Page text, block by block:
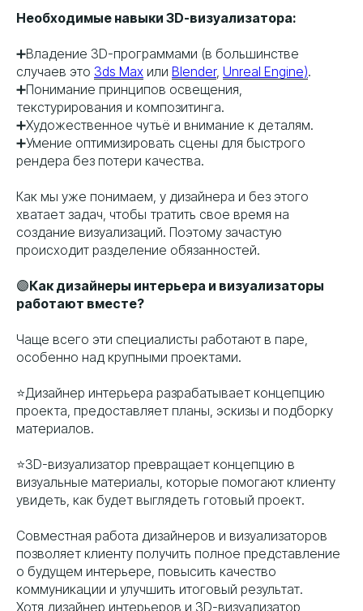
Необходимые навыки 3D-визуализатора:
➕Владение 3D-программами (в большинстве
случаев это 3ds Max или Blender, Unreal Engine).
➕Понимание принципов освещения,
текстурирования и композитинга.
➕Художественное чутьё и внимание к деталям.
➕Умение оптимизировать сцены для быстрого
рендера без потери качества.
Как мы уже понимаем, у дизайнера и без этого
хватает задач, чтобы тратить свое время на
создание визуализаций. Поэтому зачастую
происходит разделение обязанностей.
🟣Как дизайнеры интерьера и визуализаторы
работают вместе?
Чаще всего эти специалисты работают в паре,
особенно над крупными проектами.
⭐️Дизайнер интерьера разрабатывает концепцию
проекта, предоставляет планы, эскизы и подборку
материалов.
⭐️3D-визуализатор превращает концепцию в
визуальные материалы, которые помогают клиенту
увидеть, как будет выглядеть готовый проект.
Совместная работа дизайнеров и визуализаторов
позволяет клиенту получить полное представление
о будущем интерьере, повысить качество
коммуникации и улучшить итоговый результат.
Хотя дизайнер интерьеров и 3D-визуализатор